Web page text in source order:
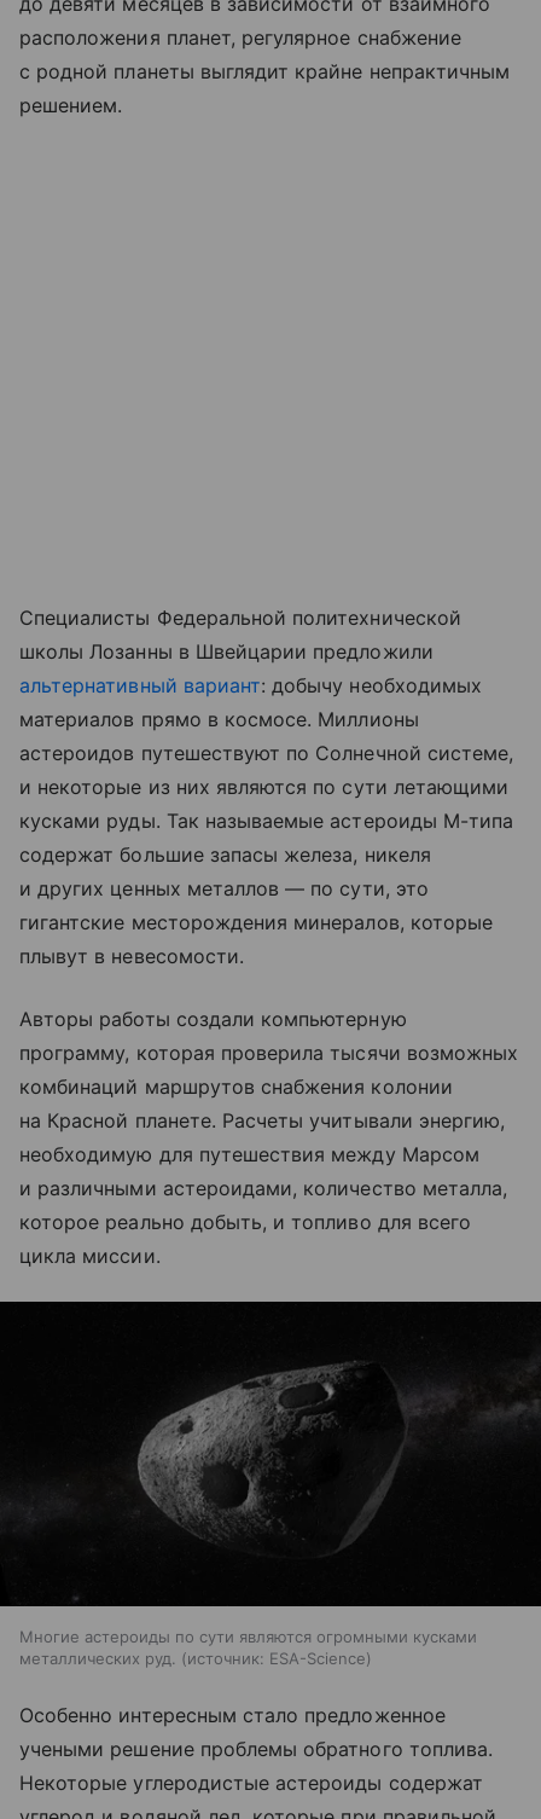
расположения планет, регулярное снабжение
с родной планеты выглядит крайне непрактичным
решением.
Специалисты Федеральной политехнической
школы Лозанны в Швейцарии предложили
альтернативный вариант: добычу необходимых
материалов прямо в космосе. Миллионы
астероидов путешествуют по Солнечной системе,
и некоторые из них являются по сути летающими
кусками руды. Так называемые астероиды М-типа
содержат большие запасы железа, никеля
и других ценных металлов — по сути, это
гигантские месторождения минералов, которые
плывут в невесомости.
Авторы работы создали компьютерную
программу, которая проверила тысячи возможных
комбинаций маршрутов снабжения колонии
на Красной планете. Расчеты учитывали энергию,
необходимую для путешествия между Марсом
и различными астероидами, количество металла,
которое реально добыть, и топливо для всего
цикла миссии.
Многие астероиды по сути являются огромными кусками
металлических руд.
источник: ESA-Science
Особенно интересным стало предложенное
учеными решение проблемы обратного топлива.
Некоторые углеродистые астероиды содержат